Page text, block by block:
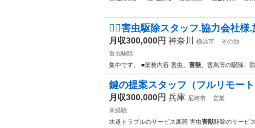
👷‍♂️害虫駆除スタッフ.協力会社様.
月収300,000円 神奈川 横浜市
その他
害虫駆除
集中です。 ■業務内容 害虫、 害獣 、害鳥等の駆除、
鍵の提案スタッフ（フルリモー
月収300,000円 兵庫 尼崎市
営業
未経験
水道トラブルのサービス展開 害虫害獣駆除のサービ